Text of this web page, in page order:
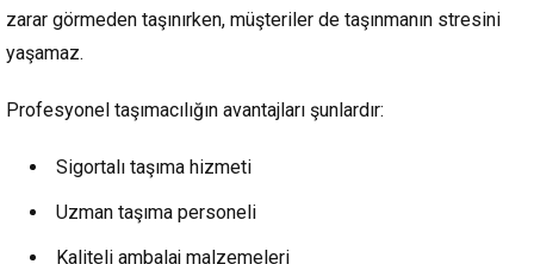
zarar görmeden taşınırken, müşteriler de taşınmanın stresini
yaşamaz.
Profesyonel taşımacılığın avantajları şunlardır:
Sigortalı taşıma hizmeti
Uzman taşıma personeli
Kaliteli ambalaj malzemeleri